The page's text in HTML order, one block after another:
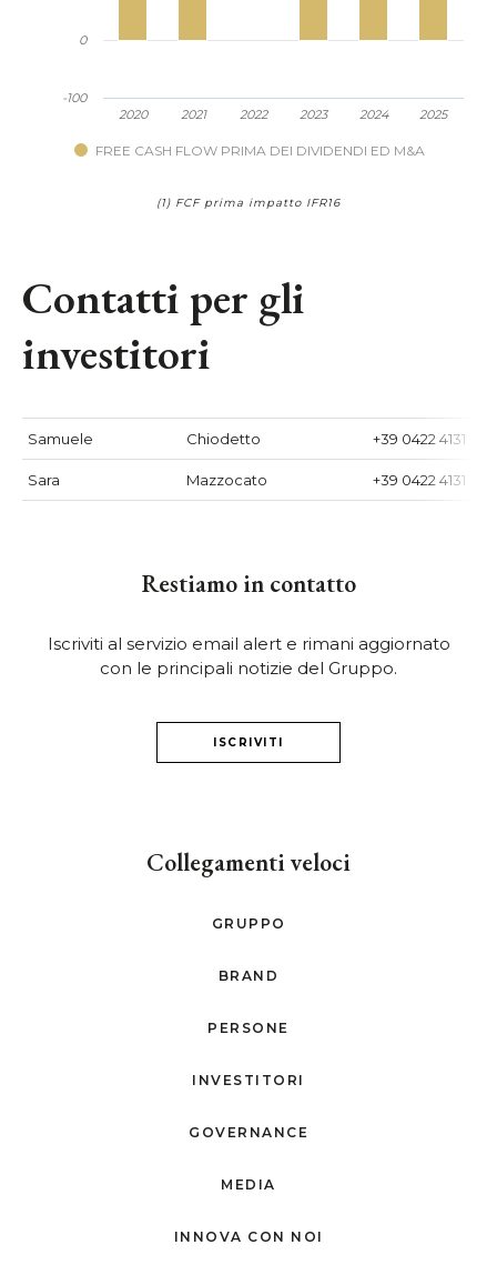
FREE CASH FLOW PRIMA DEI DIVIDENDI ED M&A
2020 2021 2022 2023 2024 2025
-100
0
(1) FCF prima impatto IFR16
Contatti per gli
investitori
Samuele Chiodetto +39 0422 4131
Sara Mazzocato +39 0422 4131
Restiamo in contatto
Iscriviti al servizio email alert e rimani aggiornato
con le principali notizie del Gruppo.
ISCRIVITI
Collegamenti veloci
GRUPPO
BRAND
PERSONE
INVESTITORI
GOVERNANCE
MEDIA
INNOVA CON NOI